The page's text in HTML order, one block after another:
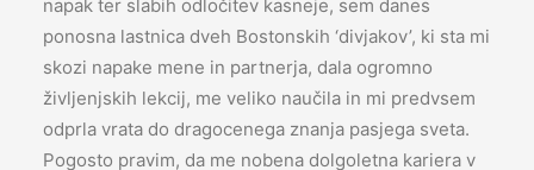
napak ter slabih odločitev kasneje, sem danes
ponosna lastnica dveh Bostonskih ‘divjakov’, ki sta mi
skozi napake mene in partnerja, dala ogromno
življenjskih lekcij, me veliko naučila in mi predvsem
odprla vrata do dragocenega znanja pasjega sveta.
Pogosto pravim, da me nobena dolgoletna kariera v